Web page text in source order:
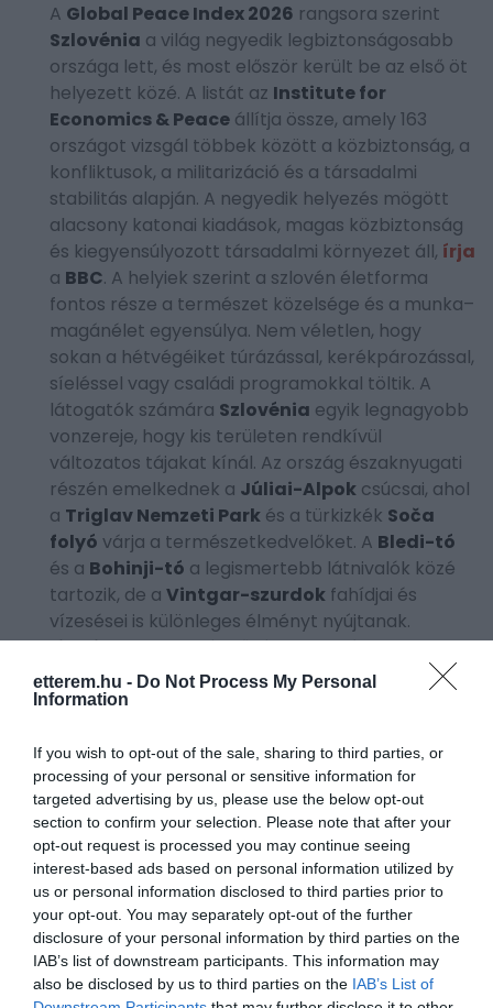
etterem.hu - Do Not Process My Personal
Information
If you wish to opt-out of the sale, sharing to third parties, or
processing of your personal or sensitive information for
targeted advertising by us, please use the below opt-out
section to confirm your selection. Please note that after your
opt-out request is processed you may continue seeing
interest-based ads based on personal information utilized by
us or personal information disclosed to third parties prior to
your opt-out. You may separately opt-out of the further
disclosure of your personal information by third parties on the
IAB’s list of downstream participants. This information may
also be disclosed by us to third parties on the IAB’s List of
A Global Peace Index 2026 rangsora szerint
Szlovénia a világ negyedik legbiztonságosabb
országa lett, és most először került be az első öt
helyezett közé. A listát az Institute for
Economics & Peace állítja össze, amely 163
országot vizsgál többek között a közbiztonság, a
konfliktusok, a militarizáció és a társadalmi
stabilitás alapján. A negyedik helyezés mögött
alacsony katonai kiadások, magas közbiztonság
és kiegyensúlyozott társadalmi környezet áll, írja
a BBC. A helyiek szerint a szlovén életforma
fontos része a természet közelsége és a munka–
magánélet egyensúlya. Nem véletlen, hogy
sokan a hétvégéiket túrázással, kerékpározással,
síeléssel vagy családi programokkal töltik. A
látogatók számára Szlovénia egyik legnagyobb
vonzereje, hogy kis területen rendkívül
változatos tájakat kínál. Az ország északnyugati
részén emelkednek a Júliai-Alpok csúcsai, ahol
a Triglav Nemzeti Park és a türkizkék Soča
folyó várja a természetkedvelőket. A Bledi-tó
és a Bohinji-tó a legismertebb látnivalók közé
tartozik, de a Vintgar-szurdok fahídjai és
vízesései is különleges élményt nyújtanak.
Ljubljana, az ország fővárosa történelmi
belvárosával, autóforgalomtól mentes
központjával és zöldterületeivel sokak szerint
egyetlen nap alatt elérhető az Adriai-tenger
partvidéke, a hegyvidéki régiók vagy a híres
Postojnai-cseppkőbarlangis.
MIT ÉRDEMES
MEGKÓSTOLNI
SZLOVÉNIÁBAN?